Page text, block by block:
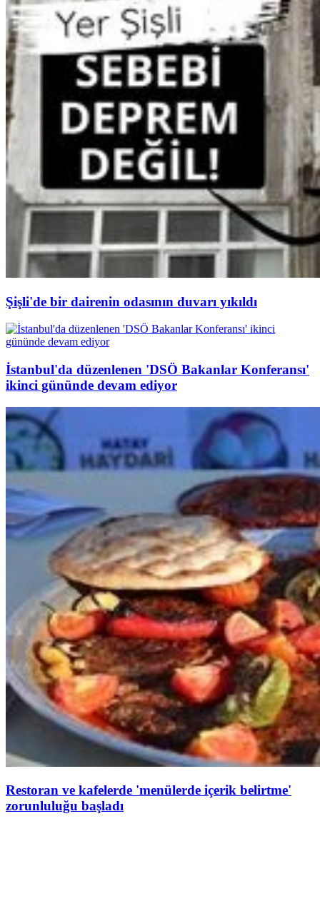
Şişli'de bir dairenin odasının duvarı yıkıldı
İstanbul'da düzenlenen 'DSÖ Bakanlar Konferansı'
ikinci gününde devam ediyor
Restoran ve kafelerde 'menülerde içerik belirtme'
zorunluluğu başladı